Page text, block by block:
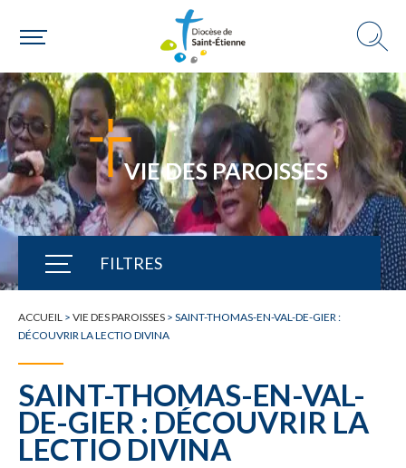
VIE DES PAROISSES
FILTRES
TOUTE L'ACTUALITÉ
ACCUEIL > VIE DES PAROISSES > SAINT-THOMAS-EN-VAL-DE-GIER :
DÉCOUVRIR LA LECTIO DIVINA
SAINT-THOMAS-EN-VAL-
DE-GIER : DÉCOUVRIR LA
LECTIO DIVINA